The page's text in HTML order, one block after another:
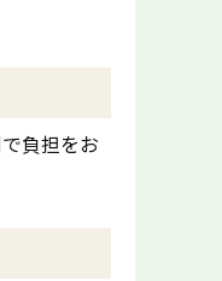
負担をお